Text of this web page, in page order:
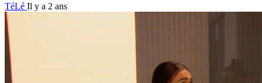
TéLé Il y a 2 ans